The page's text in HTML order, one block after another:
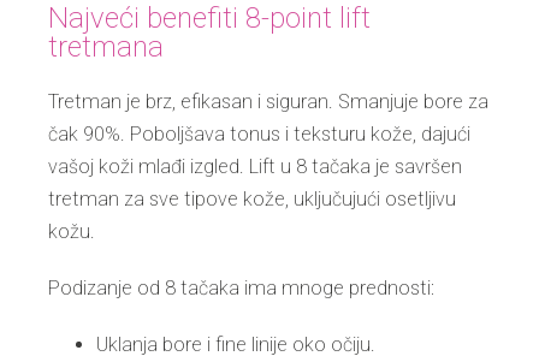
Najveći benefiti 8-point lift
tretmana
Tretman je brz, efikasan i siguran. Smanjuje bore za
čak 90%. Poboljšava tonus i teksturu kože, dajući
vašoj koži mlađi izgled. Lift u 8 tačaka je savršen
tretman za sve tipove kože, uključujući osetljivu
kožu.
Podizanje od 8 tačaka ima mnoge prednosti:
Uklanja bore i fine linije oko očiju.